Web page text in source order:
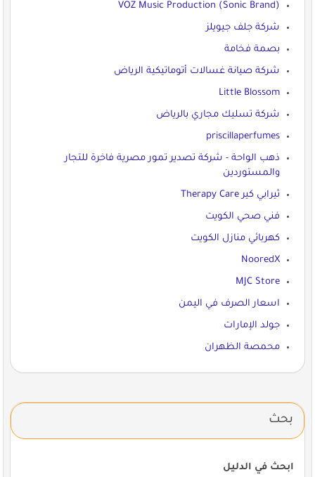
VOZ Music Production (Sonic Brand)
شركة جلف جيويلز
بصمة فخامة
شركة صيانة غسالات أتوماتيكية الرياض
Little Blossom
شركة تسليك مجاري بالرياض
priscillaperfumes
ذهب الواحة - شركة تصدير تمور مصرية فاخرة للتجار
والمستوردين
ثيرابي كير Therapy Care
فني صحي الكويت
كهربائي منازل الكويت
NooredX
MJC Store
اسعار الصرف في اليمن
جولد الإمارات
محمصة الظهران
بحث
ابحث في الدليل